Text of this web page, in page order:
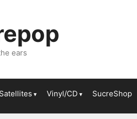
ears
Satellites Vinyl/CD SucreShop